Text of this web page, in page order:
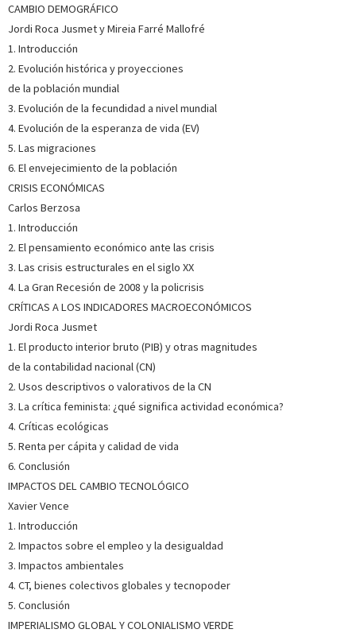
CAMBIO DEMOGRÁFICO
Jordi Roca Jusmet y Mireia Farré Mallofré
1. Introducción
2. Evolución histórica y proyecciones
de la población mundial
3. Evolución de la fecundidad a nivel mundial
4. Evolución de la esperanza de vida (EV)
5. Las migraciones
6. El envejecimiento de la población
CRISIS ECONÓMICAS
Carlos Berzosa
1. Introducción
2. El pensamiento económico ante las crisis
3. Las crisis estructurales en el siglo XX
4. La Gran Recesión de 2008 y la policrisis
CRÍTICAS A LOS INDICADORES MACROECONÓMICOS
Jordi Roca Jusmet
1. El producto interior bruto (PIB) y otras magnitudes
de la contabilidad nacional (CN)
2. Usos descriptivos o valorativos de la CN
3. La crítica feminista: ¿qué significa actividad económica?
4. Críticas ecológicas
5. Renta per cápita y calidad de vida
6. Conclusión
IMPACTOS DEL CAMBIO TECNOLÓGICO
Xavier Vence
1. Introducción
2. Impactos sobre el empleo y la desigualdad
3. Impactos ambientales
4. CT, bienes colectivos globales y tecnopoder
5. Conclusión
IMPERIALISMO GLOBAL Y COLONIALISMO VERDE